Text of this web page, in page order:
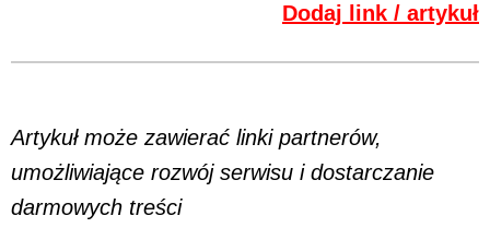
Dodaj link / artykuł
Artykuł może zawierać linki partnerów,
umożliwiające rozwój serwisu i dostarczanie
darmowych treści